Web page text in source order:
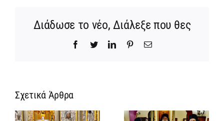
Διάδωσε το νέο, Διάλεξε που θες
Facebook
TwitterLinkedInPinterestEmail
Σχετικά ΆρθραΊδρυση
Γυναικείας